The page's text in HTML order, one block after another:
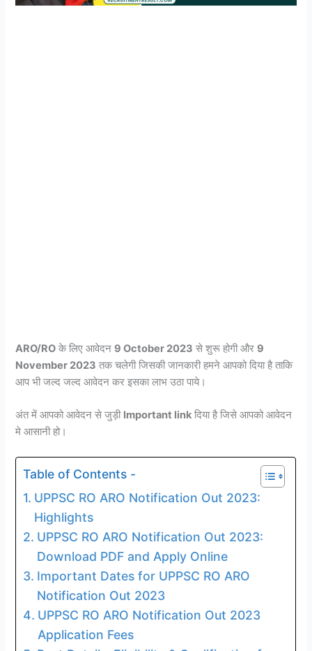
ARO/RO के लिए आवेदन 9 October 2023 से शुरू होगी और 9
November 2023 तक चलेगी जिसकी जानकारी हमने आपको दिया है ताकि
आप भी जल्द जल्द आवेदन कर इसका लाभ उठा पाये।
अंत में आपको आवेदन से जुड़ी Important link दिया है जिसे आपको आवेदन
मे आसानी हो।
Table of Contents -
UPPSC RO ARO Notification Out 2023:
Highlights
UPPSC RO ARO Notification Out 2023:
Download PDF and Apply Online
Important Dates for UPPSC RO ARO
Notification Out 2023
UPPSC RO ARO Notification Out 2023
Application Fees